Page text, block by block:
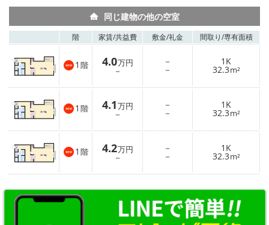
同じ建物の他の空室
階 家賃/共益費 敷金/礼金 間取り/専有面積
1 階 4.0万円
－
－
－
1K
32.3m²
1 階 4.1万円
－
－
－
1K
32.3m²
1 階 4.2万円
－
－
－
1K
32.3m²